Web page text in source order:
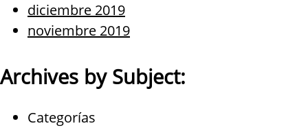
diciembre 2019
noviembre 2019
Archives by Subject:
Categorías